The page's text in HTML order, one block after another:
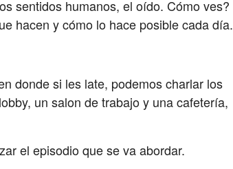
sentidos humanos, el oído. Cómo ves?
hacen y cómo lo hace posible cada día.
donde si les late, podemos charlar los
un salon de trabajo y una cafetería,
el episodio que se va abordar.